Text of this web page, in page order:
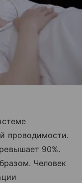
проводимости.
90%.
Человек